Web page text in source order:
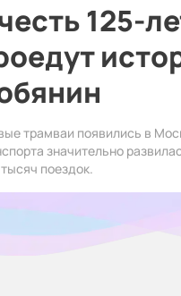
125-
трамваи появились в
значительно
поездок.